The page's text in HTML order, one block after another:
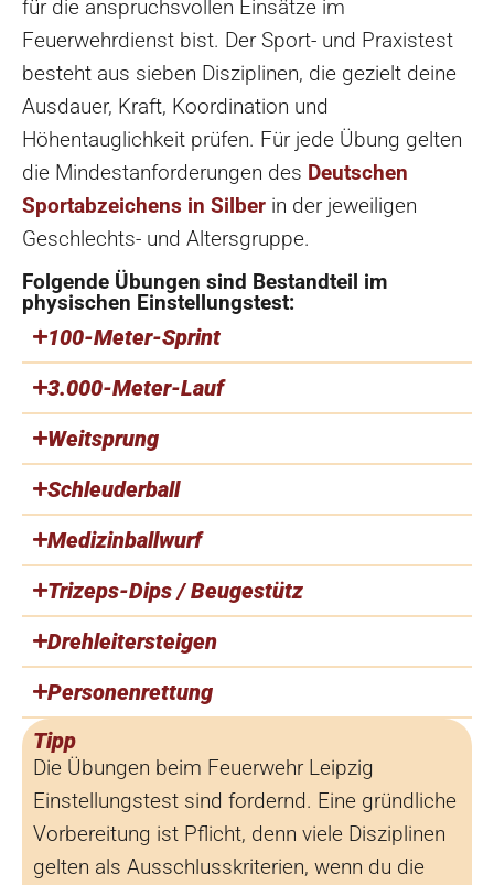
für die anspruchsvollen Einsätze im
Feuerwehrdienst bist. Der Sport- und Praxistest
besteht aus sieben Disziplinen, die gezielt deine
Ausdauer, Kraft, Koordination und
Höhentauglichkeit prüfen. Für jede Übung gelten
die Mindestanforderungen des Deutschen
Sportabzeichens in Silber in der jeweiligen
Geschlechts- und Altersgruppe.
Folgende Übungen sind Bestandteil im
physischen Einstellungstest:
100-Meter-Sprint
3.000-Meter-Lauf
Weitsprung
Schleuderball
Medizinballwurf
Trizeps-Dips / Beugestütz
Drehleitersteigen
Personenrettung
Tipp
Die Übungen beim Feuerwehr Leipzig
Einstellungstest sind fordernd. Eine gründliche
Vorbereitung ist Pflicht, denn viele Disziplinen
gelten als Ausschlusskriterien, wenn du die